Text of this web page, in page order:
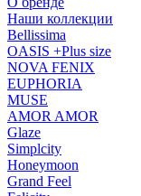
Наши коллекции
Bellissima
OASIS +Plus size
NOVA FENIX
EUPHORIA
MUSE
AMOR AMOR
Glaze
Simplcity
Honeymoon
Grand Feel